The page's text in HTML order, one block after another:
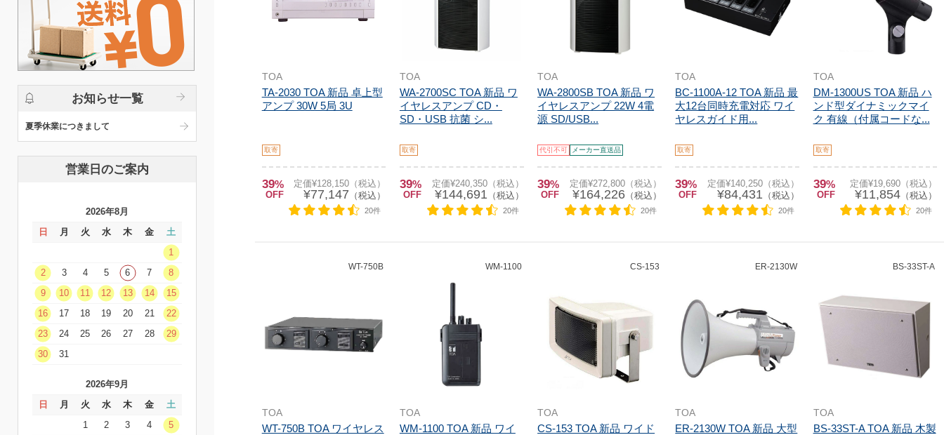
お知らせ一覧
夏季休業につきまして
営業日のご案内
2026年8月
日
月 火 水 木 金
土
1
2
3 4 5 6 7
8
9
10 11 12 13 14
15
16
17 18 19 20 21
22
23
24 25 26 27 28
29
30
31
2026年9月
日
月 火 水 木 金
土
1
2 3 4
5
TOA
TA-2030 TOA 新品 卓上型
アンプ 30W 5局 3U
取寄
39%
OFF
定価¥128,150（税込）
¥77,147 （税込）
20件
TOA
WA-2700SC TOA 新品 ワ
イヤレスアンプ CD・
SD・USB 抗菌 シ...
取寄
39%
OFF
定価¥240,350（税込）
¥144,691 （税込）
20件
TOA
WA-2800SB TOA 新品 ワ
イヤレスアンプ 22W 4電
源 SD/USB...
代引不可 メーカー直送品
39%
OFF
定価¥272,800（税込）
¥164,226（税込）
20件
TOA
BC-1100A-12 TOA 新品 最
大12台同時充電対応 ワイ
ヤレスガイド用...
取寄
39%
OFF
定価¥140,250（税込）
¥84,431 （税込）
20件
TOA
DM-1300US TOA 新品 ハ
ンド型ダイナミックマイ
ク 有線（付属コードな...
取寄
39%
OFF
定価¥19,690（税込）
¥11,854 （税込）
20件
WT-750B
TOA
WT-750B TOA ワイヤレス
WM-1100
TOA
WM-1100 TOA 新品 ワイ
CS-153
TOA
CS-153 TOA 新品 ワイド
ER-2130W
TOA
ER-2130W TOA 新品 大型
BS-33ST-A
TOA
BS-33ST-A TOA 新品 木製